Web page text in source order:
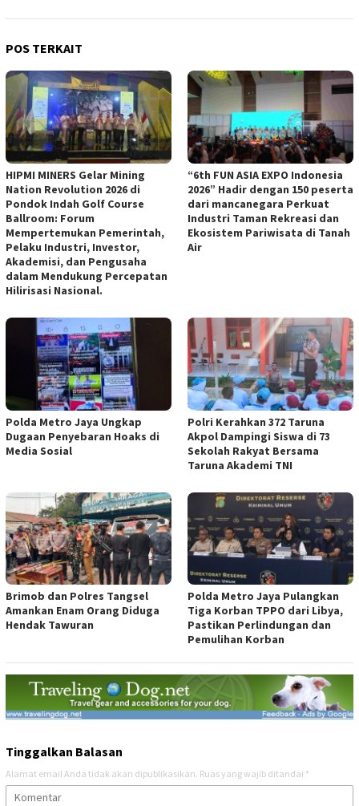
POS TERKAIT
HIPMI MINERS Gelar Mining
Nation Revolution 2026 di
Pondok Indah Golf Course
Ballroom: Forum
Mempertemukan Pemerintah,
Pelaku Industri, Investor,
Akademisi, dan Pengusaha
dalam Mendukung Percepatan
Hilirisasi Nasional.
“6th FUN ASIA EXPO Indonesia
2026” Hadir dengan 150 peserta
dari mancanegara Perkuat
Industri Taman Rekreasi dan
Ekosistem Pariwisata di Tanah
Air
Polda Metro Jaya Ungkap
Dugaan Penyebaran Hoaks di
Media Sosial
Polri Kerahkan 372 Taruna
Akpol Dampingi Siswa di 73
Sekolah Rakyat Bersama
Taruna Akademi TNI
Brimob dan Polres Tangsel
Amankan Enam Orang Diduga
Hendak Tawuran
Polda Metro Jaya Pulangkan
Tiga Korban TPPO dari Libya,
Pastikan Perlindungan dan
Pemulihan Korban
Tinggalkan Balasan
Alamat email Anda tidak akan dipublikasikan. Ruas yang wajib ditandai *